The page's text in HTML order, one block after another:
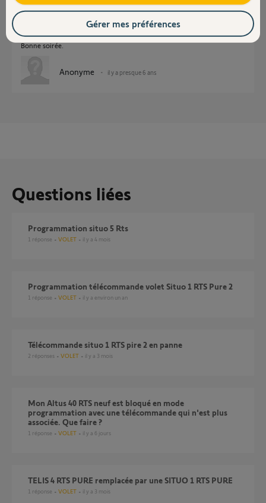
Bonjour,
https://youtu.be/QkT-0GxOv3I
Bonne soirée.
Anonyme il y a presque 6 ans
Questions liées
Programmation situo 5 Rts
1 réponse VOLET il y a 4 mois
Programmation télécommande volet Situo 1 RTS Pure 2
1 réponse VOLET il y a environ un an
Télécommande situo 1 RTS pire 2 en panne
2 réponses VOLET il y a 3 mois
Mon Altus 40 RTS neuf est bloqué en mode
programmation avec une télécommande qui n'est plus
associée. Que faire ?
1 réponse VOLET il y a 6 jours
TELIS 4 RTS PURE remplacée par une SITUO 1 RTS PURE
1 réponse VOLET il y a 3 mois
Gérer mes préférences